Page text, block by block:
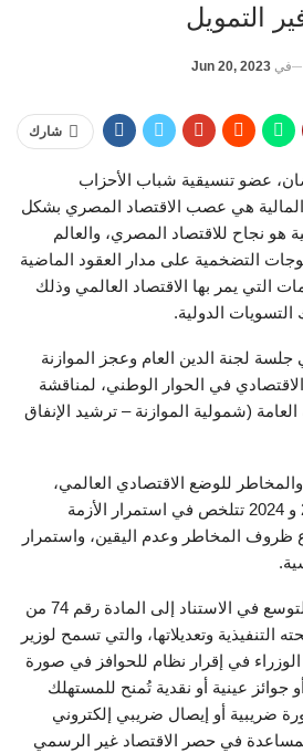
التمويل
في Jun 20, 2023
شارك
عضو تنسيقية شباب الأحزاب
هي عصب الاقتصاد المصري بشكل
هو نجاح للاقتصاد المصري، والعالم
التضخمية على مدار العقود الماضية
التي يمر بها الاقتصاد العالمي وذلك
الدولية.
لجنة الدين العام وعجز الموازنة
الاقتصادي في الحوار الوطني، لمناقشة
(شمولية الموازنة – ترشيد الإنفاق
للوضع الاقتصادي العالمي،
المتوقعة خلال عامي 2023 و 2024 تتلخص في استمرار الأزمة
ظروف المخاطر وعدم اليقين، واستمرار
وأوصى رمضان، بضرورة التوسع في الاستناد إلى المادة رقم 74 من
التنفيذية وتعديلاتها، والتي تسمح لوزير
في إقرار نظام للحوافز في صورة
عينية أو نقدية تُمنح للمستهلك
ضريبية أو إيصال ضريبي إلكتروني
في حصر الاقتصاد غير الرسمي